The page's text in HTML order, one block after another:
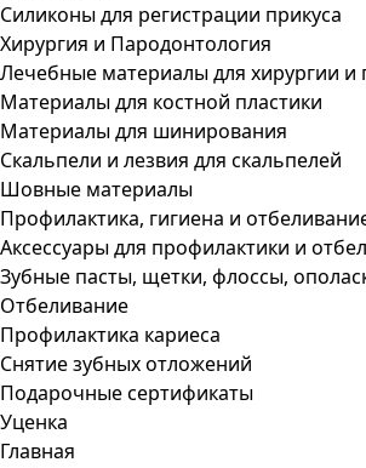
Силиконы для регистрации прикуса
Хирургия и Пародонтология
Лечебные материалы для хирургии и
Материалы для костной пластики
Материалы для шинирования
Скальпели и лезвия для скальпелей
Шовные материалы
Профилактика, гигиена и
Аксессуары для профилактики и
Зубные пасты, щетки, флоссы,
Отбеливание
Профилактика кариеса
Снятие зубных отложений
Подарочные сертификаты
Уценка
Главная